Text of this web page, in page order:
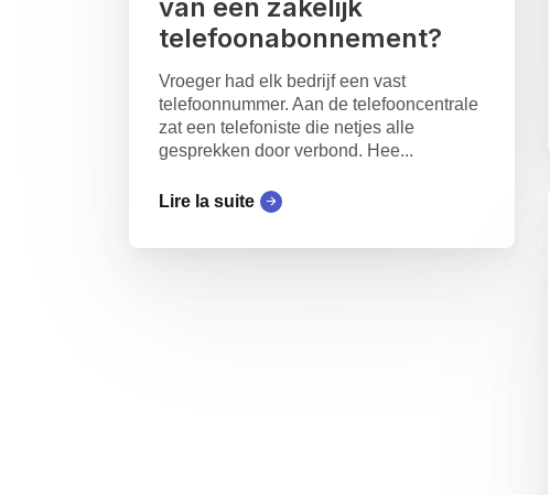
van een zakelijk
telefoonabonnement?
Vroeger had elk bedrijf een vast
telefoonnummer. Aan de telefooncentrale
zat een telefoniste die netjes alle
gesprekken door verbond. Hee...
Lire la suite